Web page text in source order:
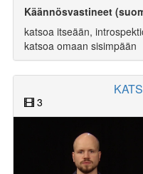
Käännösvastineet
katsoa itseään,
katsoa omaan sisimpään
3